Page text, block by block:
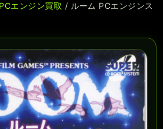
PCエンジン買取 / ルーム PCエンジンス